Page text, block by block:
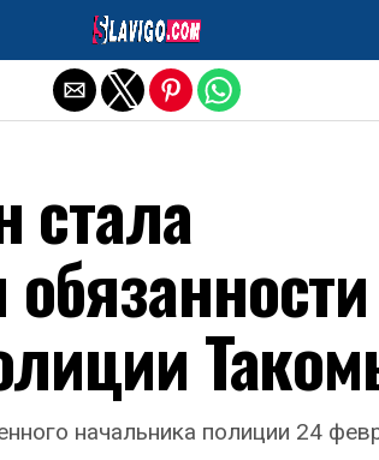
стала
начальника полиции 24
Exit mobile version